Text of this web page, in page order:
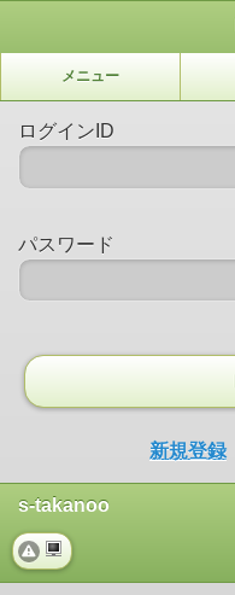
メニュー
ログインID
パスワード
新規登録
s-takanoo